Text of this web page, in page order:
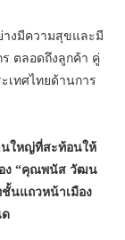
างมีความสุขและมี
ตลอดถึงลูกค้า คู่
เทศไทยด้านการ
นใหญ่ที่สะท้อนให้
ง “คุณพนัส วัฒน
นแถวหน้าเมือง
ด